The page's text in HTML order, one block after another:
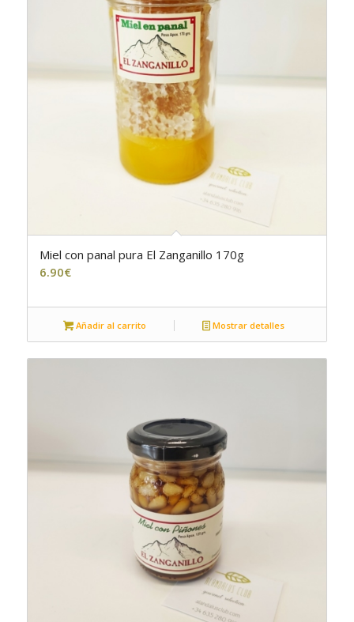
Miel con panal pura El Zanganillo 170g
6.90€
Añadir al carrito Mostrar detalles